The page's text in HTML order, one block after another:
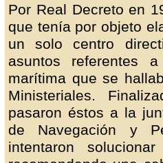
Por Real Decreto en
que tenía por objeto
un solo centro
asuntos referentes
marítima que se
Ministeriales.
pasaron éstos a la
de Navegación y
intentaron